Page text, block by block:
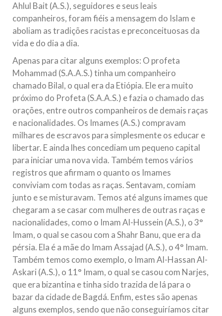
Ahlul Bait (A.S.), seguidores e seus leais
companheiros, foram fiéis a mensagem do Islam e
aboliam as tradições racistas e preconceituosas da
vida e do dia a dia.
Apenas para citar alguns exemplos: O profeta
Mohammad (S.A.A.S.) tinha um companheiro
chamado Bilal, o qual era da Etiópia. Ele era muito
próximo do Profeta (S.A.A.S.) e fazia o chamado das
orações, entre outros companheiros de demais raças
e nacionalidades. Os Imames (A.S.) compravam
milhares de escravos para simplesmente os educar e
libertar. E ainda lhes concediam um pequeno capital
para iniciar uma nova vida. Também temos vários
registros que afirmam o quanto os Imames
conviviam com todas as raças. Sentavam, comiam
junto e se misturavam. Temos até alguns imames que
chegaram a se casar com mulheres de outras raças e
nacionalidades, como o Imam Al-Hussein (A.S.), o 3°
Imam, o qual se casou com a Shahr Banu, que era da
pérsia. Ela é a mãe do Imam Assajad (A.S.), o 4° Imam.
Também temos como exemplo, o Imam Al-Hassan Al-
Askari (A.S.), o 11° Imam, o qual se casou com Narjes,
que era bizantina e tinha sido trazida de lá para o
bazar da cidade de Bagdá. Enfim, estes são apenas
alguns exemplos, sendo que não conseguiríamos citar